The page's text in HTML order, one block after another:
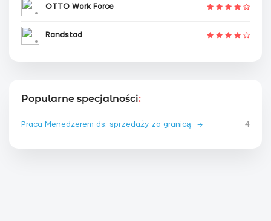
OTTO Work Force
Randstad
Popularne specjalności:
Praca Menedżerem ds. sprzedaży za granicą → 4